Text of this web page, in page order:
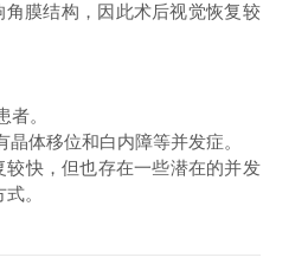
膜结构，因此术后视觉恢复较
。
体移位和白内障等并发症。
快，但也存在一些潜在的并发
。